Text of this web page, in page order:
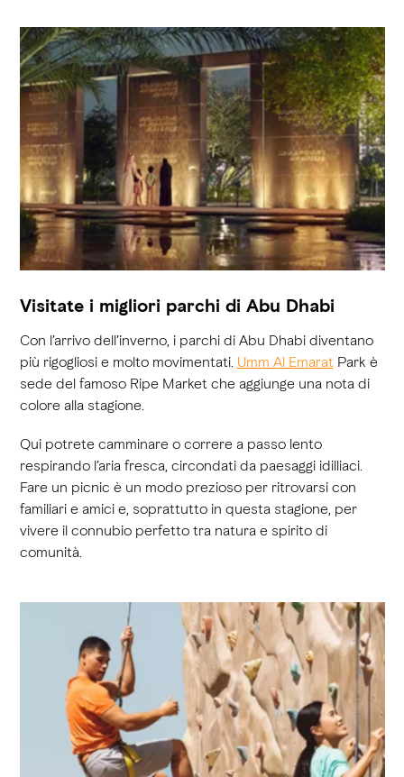
Visitate i migliori parchi di Abu Dhabi
Con l’arrivo dell’inverno, i parchi di Abu Dhabi diventano
più rigogliosi e molto movimentati. Umm Al EmaratPark è
sede del famoso Ripe Market che aggiunge una nota di
colore alla stagione.
Qui potrete camminare o correre a passo lento
respirando l’aria fresca, circondati da paesaggi idilliaci.
Fare un picnic è un modo prezioso per ritrovarsi con
familiari e amici e, soprattutto in questa stagione, per
vivere il connubio perfetto tra natura e spirito di
comunità.